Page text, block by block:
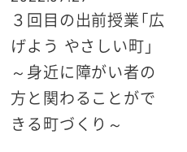
３回目の出前授業「広
げよう やさしい町」
～身近に障がい者の
方と関わることがで
きる町づくり～